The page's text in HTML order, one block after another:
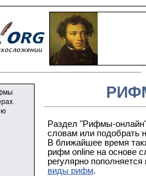
Раздел "Рифмы-
словам или подобрать
В ближайшее время
рифм online на основе
регулярно
виды рифм.